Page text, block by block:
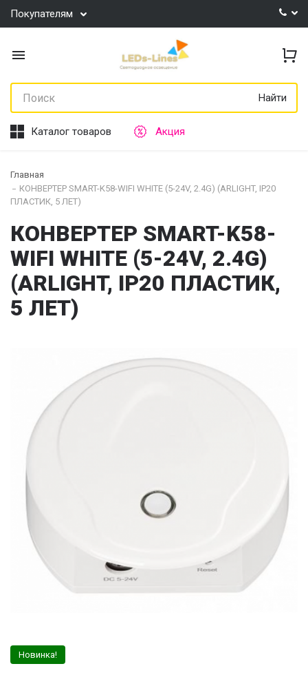
Покупателям
Найти
Каталог товаров Акция
Главная
КОНВЕРТЕР SMART-K58-WIFI WHITE (5-24V, 2.4G) (ARLIGHT, IP20
ПЛАСТИК, 5 ЛЕТ)
КОНВЕРТЕР SMART-K58-
WIFI WHITE (5-24V, 2.4G)
(ARLIGHT, IP20 ПЛАСТИК,
5 ЛЕТ)
Новинка!